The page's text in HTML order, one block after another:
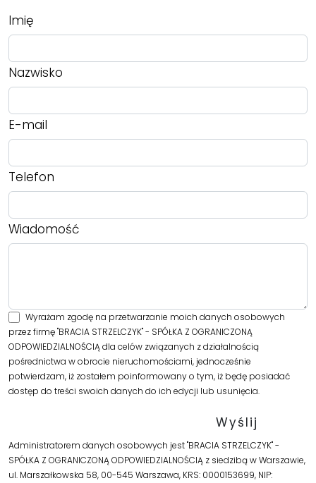
Imię
Nazwisko
E-mail
Telefon
Wiadomość
Wyrażam zgodę na przetwarzanie moich danych osobowych
przez firmę "BRACIA STRZELCZYK" - SPÓŁKA Z OGRANICZONĄ
ODPOWIEDZIALNOŚCIĄ dla celów związanych z działalnością
pośrednictwa w obrocie nieruchomościami, jednocześnie
potwierdzam, iż zostałem poinformowany o tym, iż będę posiadać
dostęp do treści swoich danych do ich edycji lub usunięcia.
Administratorem danych osobowych jest "BRACIA STRZELCZYK" -
SPÓŁKA Z OGRANICZONĄ ODPOWIEDZIALNOŚCIĄ z siedzibą w Warszawie,
ul. Marszałkowska 58, 00-545 Warszawa, KRS: 0000153699, NIP: